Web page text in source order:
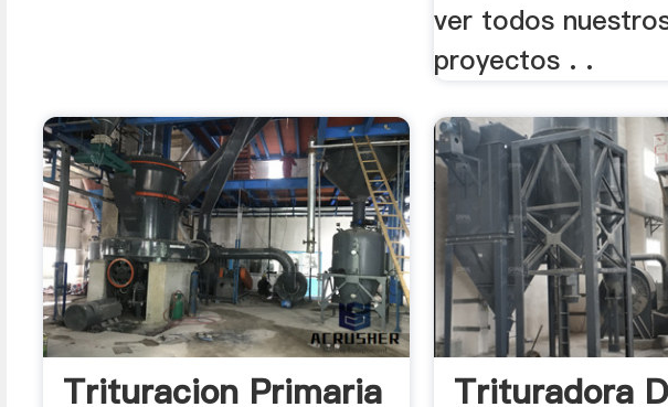
ver todos
proyectos . .
Trituracion Primaria
Trituradora